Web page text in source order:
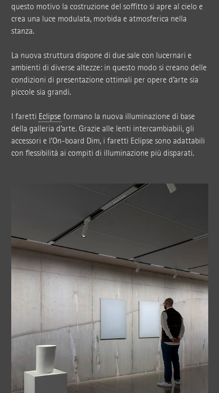
questo motivo la costruzione del soffitto si apre al cielo e
crea una luce modulata, morbida e atmosferica nella
stanza.
La nuova struttura dispone di due sale con lucernari e
ambienti di diverse altezze: in questo modo si creano delle
condizioni di presentazione ottimali per opere d’arte sia
piccole sia grandi.
I faretti Eclipse formano la nuova illuminazione di base
della galleria d’arte. Grazie alle lenti intercambiabili, gli
accessori e l’On-board Dim, i faretti Eclipse sono adattabili
con flessibilità ai compiti di illuminazione più disparati.